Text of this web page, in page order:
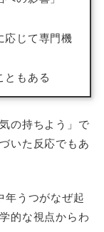
応じて専門機
ともある
の持ちよう」で
いた反応でもあ
年うつがなぜ起
的な視点からわ